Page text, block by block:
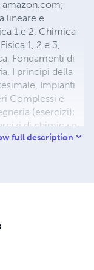
lineare e
1 e 2, Chimica
1, 2 e 3,
Fondamenti di
I principi della
Impianti
Complessi e
(esercizi):
di chimica e
Informatica:
Professione
full description